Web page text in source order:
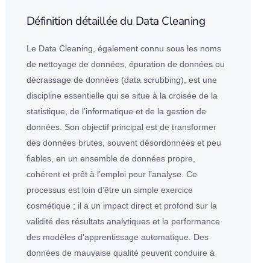
Définition détaillée du Data Cleaning
Le Data Cleaning, également connu sous les noms
de nettoyage de données , épuration de données ou
décrassage de données (data scrubbing), est une
discipline essentielle qui se situe à la croisée de la
statistique, de l’informatique et de la gestion de
données . Son objectif principal est de transformer
des données brutes, souvent désordonnées et peu
fiables, en un ensemble de données propre,
cohérent et prêt à l’emploi pour l’analyse. Ce
processus est loin d’être un simple exercice
cosmétique ; il a un impact direct et profond sur la
validité des résultats analytiques et la performance
des modèles d’apprentissage automatique. Des
données de mauvaise qualité peuvent conduire à